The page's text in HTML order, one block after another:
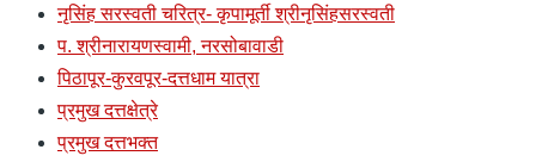
नृसिंह सरस्वती चरित्र- कृपामूर्ती श्रीनृसिंहसरस्वती
प. श्रीनारायणस्वामी, नरसोबावाडी
पिठापूर-कुरवपूर-दत्तधाम यात्रा
प्रमुख दत्तक्षेत्रे
प्रमुख दत्तभक्त